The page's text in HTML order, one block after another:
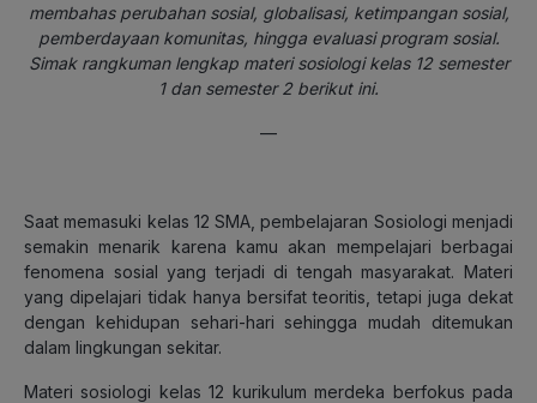
membahas perubahan sosial, globalisasi, ketimpangan sosial,
pemberdayaan komunitas, hingga evaluasi program sosial.
Simak rangkuman lengkap materi sosiologi kelas 12 semester
1 dan semester 2 berikut ini.
—
Saat memasuki kelas 12 SMA, pembelajaran Sosiologi menjadi
semakin menarik karena kamu akan mempelajari berbagai
fenomena sosial yang terjadi di tengah masyarakat. Materi
yang dipelajari tidak hanya bersifat teoritis, tetapi juga dekat
dengan kehidupan sehari-hari sehingga mudah ditemukan
dalam lingkungan sekitar.
Materi sosiologi kelas 12 kurikulum merdeka berfokus pada